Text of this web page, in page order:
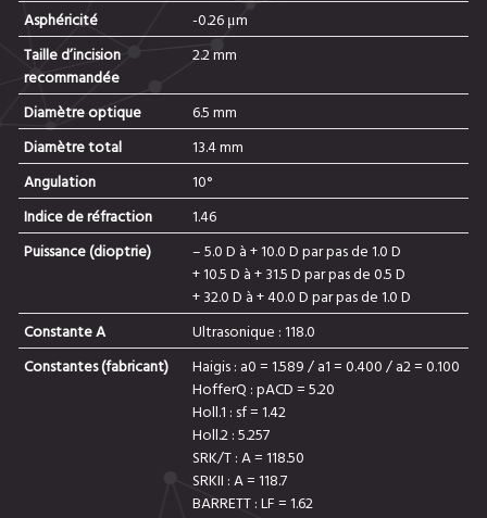
Asphéricité
-0.26 μm
Taille d’incision
recommandée
2.2 mm
Diamètre optique
6.5 mm
Diamètre total
13.4 mm
Angulation
10°
Indice de réfraction
1.46
Puissance (dioptrie)
– 5.0 D à + 10.0 D par pas de 1.0 D
+ 10.5 D à + 31.5 D par pas de 0.5 D
+ 32.0 D à + 40.0 D par pas de 1.0 D
Constante A
Ultrasonique : 118.0
Constantes (fabricant)
Haigis : a0 = 1.589 / a1 = 0.400 / a2 = 0.100
HofferQ : pACD = 5.20
Holl.1 : sf = 1.42
Holl.2 : 5.257
SRK/T : A = 118.50
SRKII : A = 118.7
BARRETT : LF = 1.62